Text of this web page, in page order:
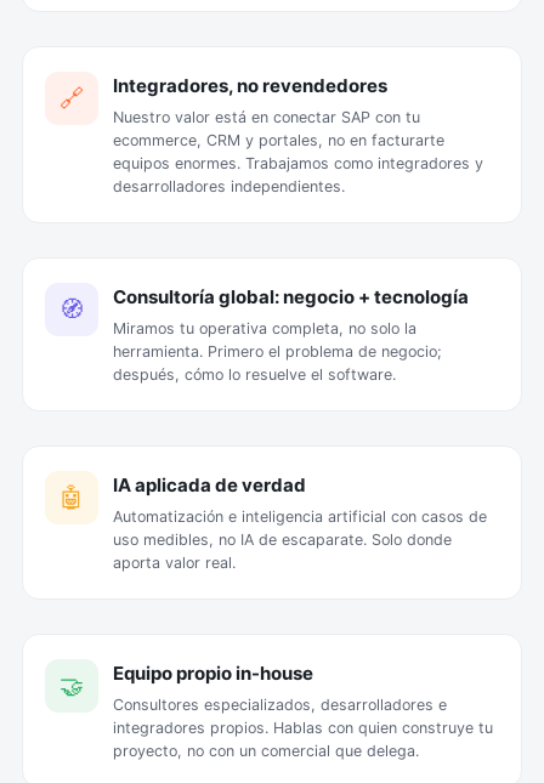
🔗 Integradores, no revendedores
Nuestro valor está en conectar SAP con tu
ecommerce, CRM y portales, no en facturarte
equipos enormes. Trabajamos como integradores y
desarrolladores independientes.
🧭 Consultoría global: negocio + tecnología
Miramos tu operativa completa, no solo la
herramienta. Primero el problema de negocio;
después, cómo lo resuelve el software.
🤖 IA aplicada de verdad
Automatización e inteligencia artificial con casos de
uso medibles, no IA de escaparate. Solo donde
aporta valor real.
🤝 Equipo propio in-house
Consultores especializados, desarrolladores e
integradores propios. Hablas con quien construye tu
proyecto, no con un comercial que delega.